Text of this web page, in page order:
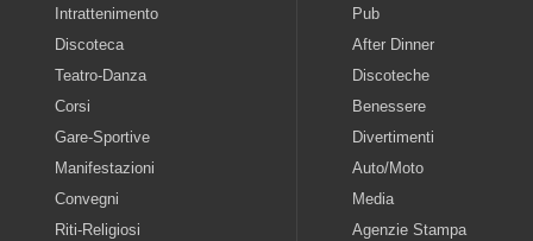
Intrattenimento
Discoteca
Teatro-Danza
Corsi
Gare-Sportive
Manifestazioni
Convegni
Riti-Religiosi
Pub
After Dinner
Discoteche
Benessere
Divertimenti
Auto/Moto
Media
Agenzie Stampa